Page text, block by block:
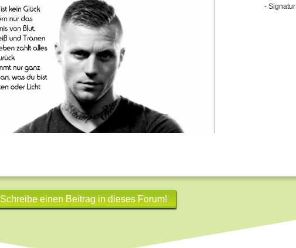
-
Schreibe einen Beitrag in dieses Forum!